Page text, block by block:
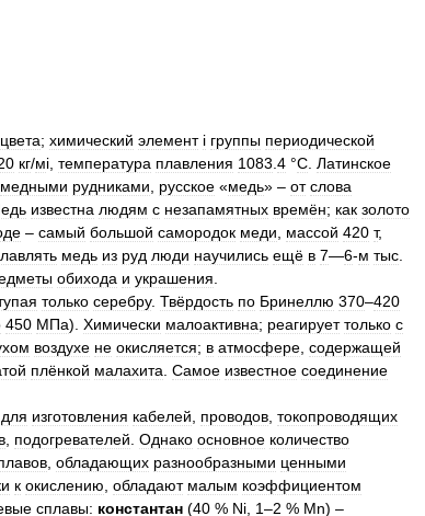
цвета; химический элемент i группы периодической
кг/мі, температура плавления 1083 4 °C Латинское
медными рудниками русское «медь» – от слова
известна людям с незапамятных времён; как золото
– самый большой самородок меди массой 420 т,
медь из руд люди научились ещё в 7—6-м тыс
обихода и украшения
только серебру. Твёрдость по Бринеллю 370–420
450 МПа). Химически малоактивна; реагирует только с
воздухе не окисляется; в атмосфере содержащей
плёнкой малахита Самое известное соединение
для изготовления кабелей проводов токопроводящих
подогревателей Однако основное количество
обладающих разнообразными ценными
к окислению обладают малым коэффициентом
сплавы: константан (40 % Ni 1–2 % Mn) –